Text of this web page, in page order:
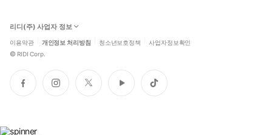
리디(주) 사업자 정보
이용약관 개인정보 처리방침 청소년보호정책 사업자정보확인
© RIDI Corp.
페
이
인
스
트
위
유
튜
틱
톡